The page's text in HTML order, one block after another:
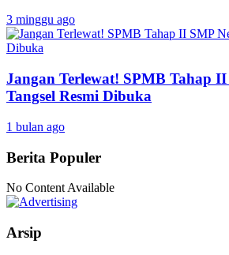
3 minggu ago
Jangan Terlewat! SPMB Tahap II
Tangsel Resmi Dibuka
1 bulan ago
Berita Populer
No Content Available
Arsip